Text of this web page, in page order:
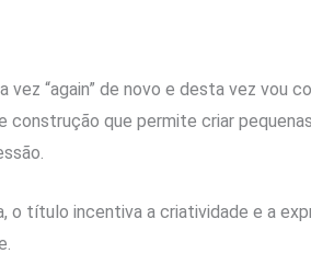
vez “again” de novo e desta vez vou
construção que permite criar
o título incentiva a criatividade e a